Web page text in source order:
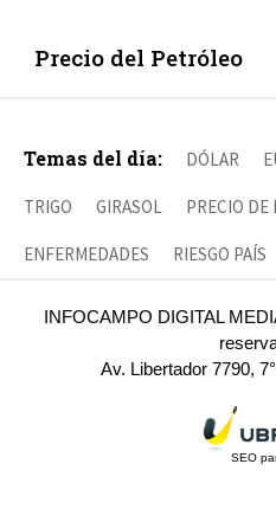
Precio del Petróleo
Temas del día: DÓLAR
TRIGO GIRASOL PRECIO DE
ENFERMEDADES RIESGO PAÍS
INFOCAMPO DIGITAL
Av. Libertador 7790,
SEO